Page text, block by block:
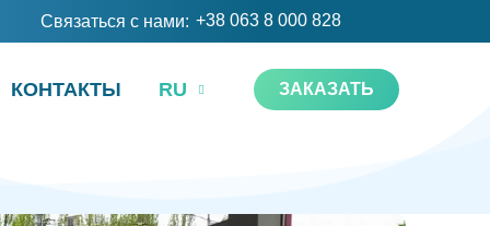
Связаться с нами: +38 063 8 000 828
КОНТАКТЫ RU ЗАКАЗАТЬ